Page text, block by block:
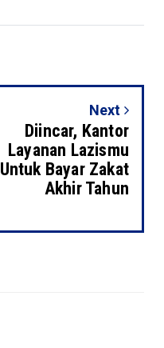
Next
Diincar, Kantor
Layanan Lazismu
Untuk Bayar Zakat
Akhir Tahun